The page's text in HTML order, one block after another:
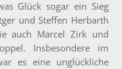
Glück sogar ein Sieg
und Steffen Herbarth
auch Marcel Zirk und
Insbesondere im
es eine unglückliche